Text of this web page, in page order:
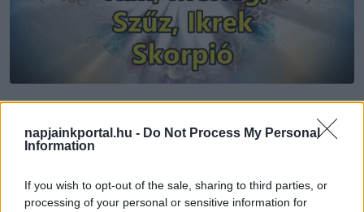
napjainkportal.hu - Do Not Process My Personal
Information
If you wish to opt-out of the sale, sharing to third parties, or
processing of your personal or sensitive information for
Napi horoszkóp október 3. – Egy
részed!